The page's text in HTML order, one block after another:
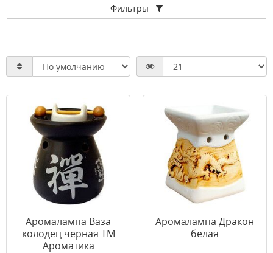
Фильтры
Аромалампа Ваза
колодец черная ТМ
Ароматика
Аромалампа Дракон
белая